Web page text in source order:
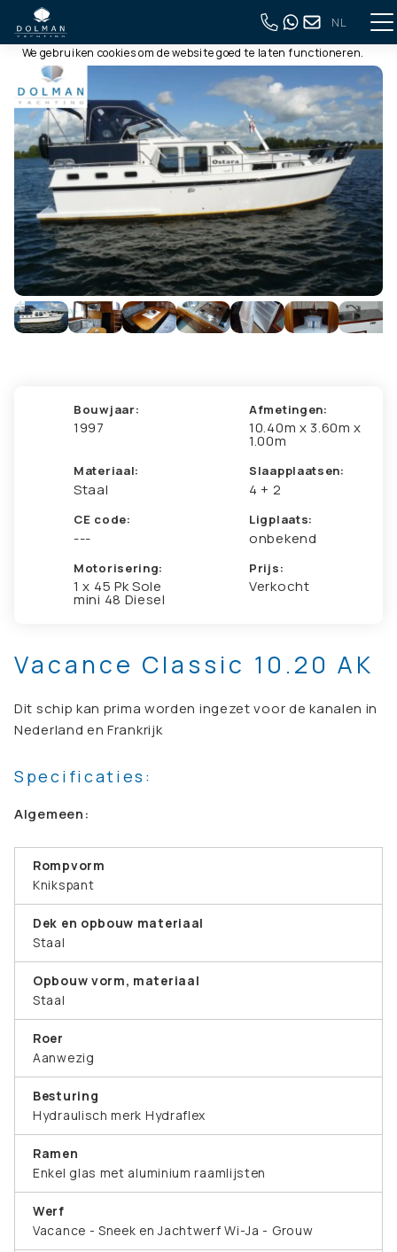
NL
Terug naar volledig overzicht
Bouwjaar:
1997
Afmetingen:
10.40m x 3.60m x
1.00m
Materiaal:
Staal
Slaapplaatsen:
4 + 2
CE code:
---
Ligplaats:
onbekend
Motorisering:
1 x 45 Pk Sole
mini 48 Diesel
Prijs:
Verkocht
Vacance Classic 10.20 AK
Dit schip kan prima worden ingezet voor de kanalen in
Nederland en Frankrijk
Specificaties:
Algemeen:
Rompvorm
Knikspant
Dek en opbouw materiaal
Staal
Opbouw vorm, materiaal
Staal
Roer
Aanwezig
Besturing
Hydraulisch merk Hydraflex
Ramen
Enkel glas met aluminium raamlijsten
Werf
Vacance - Sneek en Jachtwerf Wi-Ja - Grouw
Deze website gebruikt cookies
We gebruiken cookies om de website goed te laten functioneren.
Meer informatie is beschikbaar in onzeprivacyverklaring. Door
op accepteren te klikken, geef je aan hiermee akkoord te gaan.
Alles accepteren
Aanpassen
Alleen noodzakelijk